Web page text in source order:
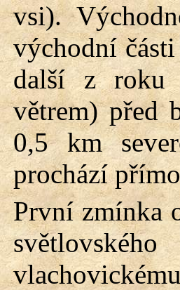
vsi).
východní
další z roku
větrem) před
0,5 km
prochází
První zmínka
světlovského